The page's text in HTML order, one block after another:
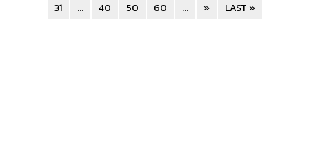
31
... 40 50 60 ... » LAST »